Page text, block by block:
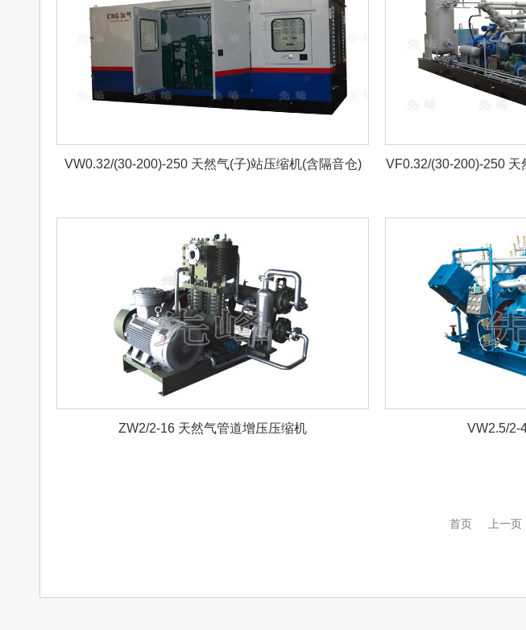
VW0.32/(30-200)-250 天然气(子)站压缩机(含隔音仓)
VF0.32/(30-200)-250
ZW2/2-16 天然气管道增压压缩机 VW2.5/2-
首页 上一页